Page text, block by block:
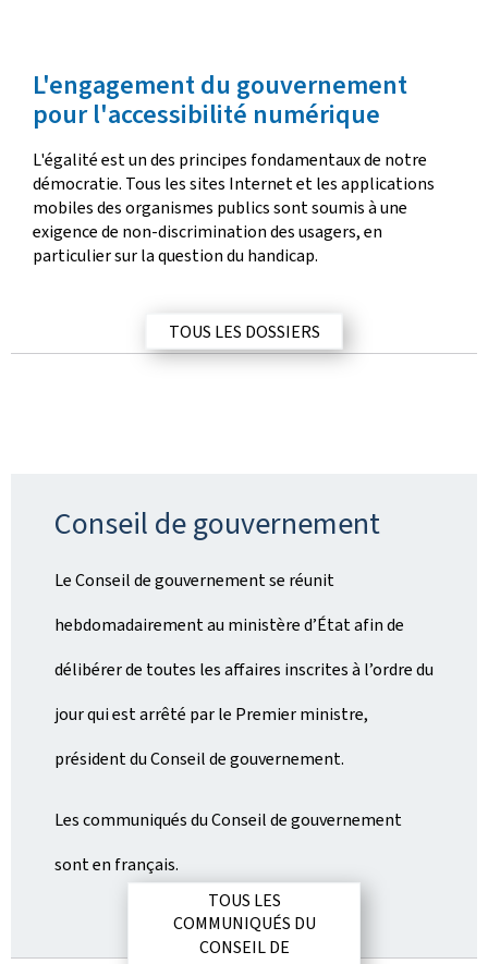
L'engagement du gouvernement
pour l'accessibilité numérique
L'égalité est un des principes fondamentaux de notre
démocratie. Tous les sites Internet et les applications
mobiles des organismes publics sont soumis à une
exigence de non-discrimination des usagers, en
particulier sur la question du handicap.
TOUS LES DOSSIERS
Conseil de gouvernement
Le Conseil de gouvernement se réunit
hebdomadairement au ministère d’État afin de
délibérer de toutes les affaires inscrites à l’ordre du
jour qui est arrêté par le Premier ministre,
président du Conseil de gouvernement.
Les communiqués du Conseil de gouvernement
sont en français.
TOUS LES
COMMUNIQUÉS DU
CONSEIL DE